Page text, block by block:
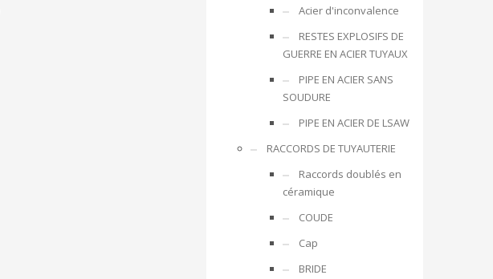
Acier d'inconvalence
RESTES EXPLOSIFS DE
GUERRE EN ACIER TUYAUX
PIPE EN ACIER SANS
SOUDURE
PIPE EN ACIER DE LSAW
RACCORDS DE TUYAUTERIE
Raccords doublés en
céramique
COUDE
Cap
BRIDE